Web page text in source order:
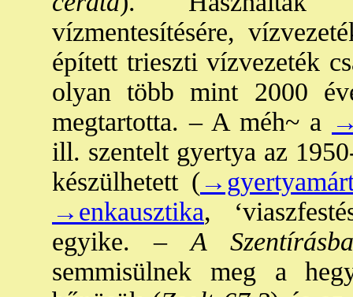
vízmentesítésére,
épített trieszti vízvezeték
olyan több mint 2000
megtartotta. – A méh~ a
ill. szentelt gyertya az
készülhetett (
→enkausztika,
egyike. –A
semmisülnek meg a